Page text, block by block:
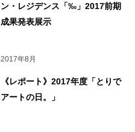
ン・レジデンス「‰」2017前期
成果発表展示
2017年8月
《レポート》2017年度「とりで
アートの日。」